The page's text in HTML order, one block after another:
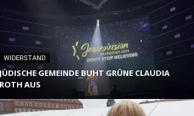
WIDERSTAND
JÜDISCHE GEMEINDE BUHT GRÜNE CLAUDIA
ROTH AUS